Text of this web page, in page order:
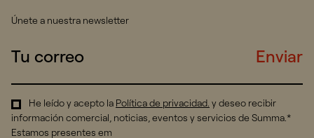
Únete a nuestra newsletter
Enviar
He leído y acepto la Política de privacidad. y deseo recibir
información comercial, noticias, eventos y servicios de Summa.*
Estamos presentes em